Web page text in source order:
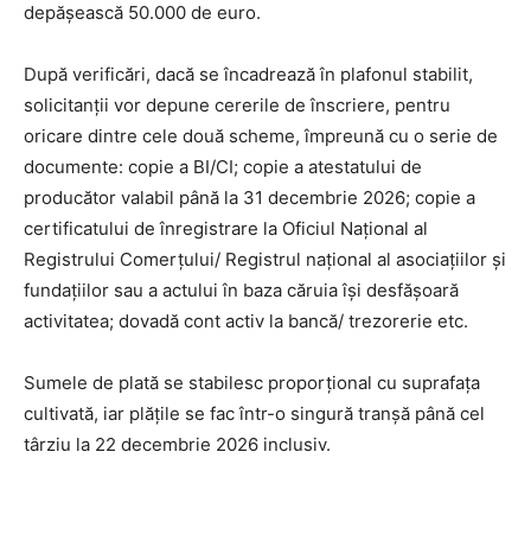
depășească 50.000 de euro.
După verificări, dacă se încadrează în plafonul stabilit,
solicitanţii vor depune cererile de înscriere, pentru
oricare dintre cele două scheme, împreună cu o serie de
documente: copie a BI/CI; copie a atestatului de
producător valabil până la 31 decembrie 2026; copie a
certificatului de înregistrare la Oficiul Naţional al
Registrului Comerţului/ Registrul naţional al asociaţiilor și
fundaţiilor sau a actului în baza căruia își desfășoară
activitatea; dovadă cont activ la bancă/ trezorerie etc.
Sumele de plată se stabilesc proporțional cu suprafaţa
cultivată, iar plățile se fac într-o singură tranșă până cel
târziu la 22 decembrie 2026 inclusiv.